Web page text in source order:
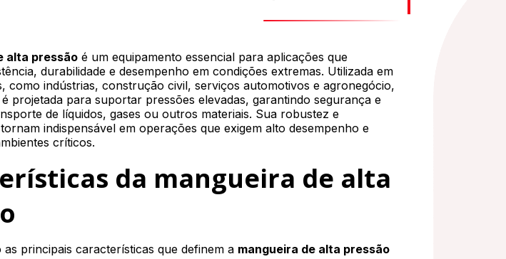
alta pressão é um equipamento essencial para aplicações que
durabilidade e desempenho em condições extremas. Utilizada em
como indústrias, construção civil, serviços automotivos e agronegócio,
projetada para suportar pressões elevadas, garantindo segurança e
de líquidos, gases ou outros materiais. Sua robustez e
indispensável em operações que exigem alto desempenho e
críticos.
da mangueira de alta
as principais características que definem a mangueira de alta pressão